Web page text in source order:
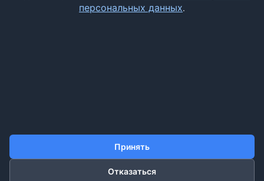
ПОЛИТИКА ОБРАБОТКИ ПЕРСОНАЛЬНЫХ ДАННЫХ
©2011-2026 ДОСКАЖАЛОБ.РФ
персональных данных.
Принять
Отказаться